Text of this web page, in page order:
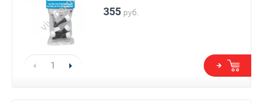
355 руб.